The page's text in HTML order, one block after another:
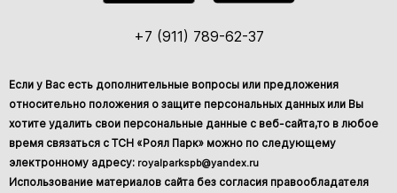
+7 (911) 789-62-37
Если у Вас есть дополнительные вопросы или предложения
относительно положения о защите персональных данных или Вы
хотите удалить свои персональные данные с веб-сайта,то в любое
время связаться с ТСН «Роял Парк» можно по следующему
электронному адресу: royalparkspb@yandex.ru
Использование материалов сайта без согласия правообладателя